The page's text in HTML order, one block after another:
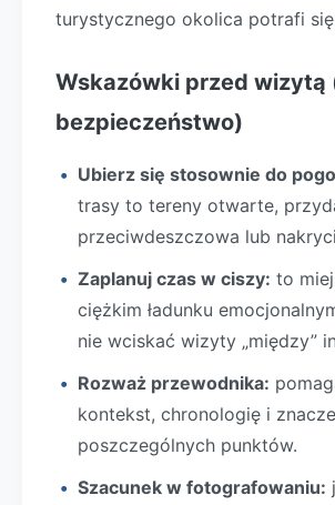
turystycznego okolica potrafi
Wskazówki przed wizytą
bezpieczeństwo)
Ubierz się stosownie do
trasy to tereny otwarte,
przeciwdeszczowa lub
Zaplanuj czas w ciszy: to
ciężkim ładunku
nie wciskać wizyty „między”
Rozważ przewodnika:
kontekst, chronologię i
poszczególnych punktów.
Szacunek w fotografowaniu: